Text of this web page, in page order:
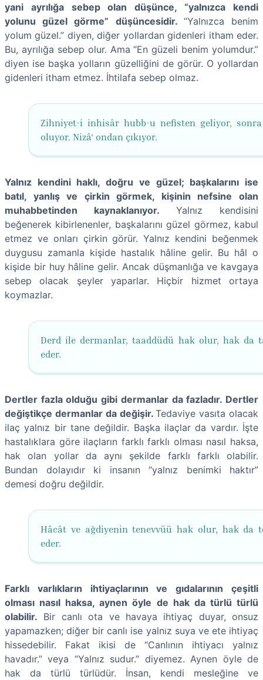
yani ayrılığa sebep olan düşünce, “yalnızca kendi
yolunu güzel görme” düşüncesidir. “Yalnızca benim
yolum güzel.” diyen, diğer yollardan gidenleri itham eder.
Bu, ayrılığa sebep olur. Ama “En güzeli benim yolumdur.”
diyen ise başka yolların güzelliğini de görür. O yollardan
gidenleri itham etmez. İhtilafa sebep olmaz.
Zihniyet-i inhisâr hubb-u nefisten geliyor,
oluyor. Nizâ‘ ondan çıkıyor.
Yalnız kendini haklı, doğru ve güzel; başkalarını ise
batıl, yanlış ve çirkin görmek, kişinin nefsine olan
muhabbetinden kaynaklanıyor. Yalnız kendisini
beğenerek kibirlenenler, başkalarını güzel görmez, kabul
etmez ve onları çirkin görür. Yalnız kendini beğenmek
duygusu zamanla kişide hastalık hâline gelir. Bu hâl o
kişide bir huy hâline gelir. Ancak düşmanlığa ve kavgaya
sebep olacak şeyler yaparlar. Hiçbir hizmet ortaya
koymazlar.
Derd ile dermanlar, taaddüdü hak olur, hak da
eder.
Dertler fazla olduğu gibi dermanlar da fazladır. Dertler
değiştikçe dermanlar da değişir.Tedaviye vasıta olacak
ilaç yalnız bir tane değildir. Başka ilaçlar da vardır. İşte
hastalıklara göre ilaçların farklı farklı olması nasıl haksa,
hak olan yollar da aynı şekilde farklı farklı olabilir.
Bundan dolayıdır ki insanın “yalnız benimki haktır”
demesi doğru değildir.
Hâcât ve ağdiyenin tenevvüü hak olur, hak da
eder.
Farklı varlıkların ihtiyaçlarının ve gıdalarının çeşitli
olması nasıl haksa, aynen öyle de hak da türlü türlü
olabilir. Bir canlı ota ve havaya ihtiyaç duyar, onsuz
yapamazken; diğer bir canlı ise yalnız suya ve ete ihtiyaç
hissedebilir. Fakat ikisi de “Canlının ihtiyacı yalnız
havadır.” veya “Yalnız sudur.” diyemez. Aynen öyle de
hak da türlü türlüdür. İnsan, kendi mesleğine ve